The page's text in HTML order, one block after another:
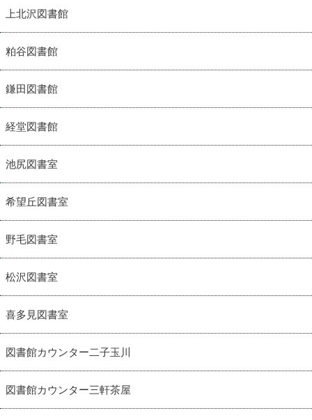
上北沢図書館
粕谷図書館
鎌田図書館
経堂図書館
池尻図書室
希望丘図書室
野毛図書室
松沢図書室
喜多見図書室
図書館カウンター二子玉川
図書館カウンター三軒茶屋